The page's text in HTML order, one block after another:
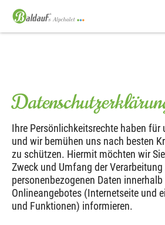
Ferienwohnung
Lage & Anreise
Oberstdorf
Baldauf´s Erlebnisse
Tel.+49 151 538 719 83
Ihre Persönlichkeitsrechte haben für
und wir bemühen uns nach besten
zu schützen. Hiermit möchten wir
Zweck und Umfang der Verarbeitung
personenbezogenen Daten
Onlineangebotes (Internetseite und
und Funktionen) informieren.